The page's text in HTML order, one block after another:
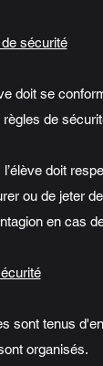
sécurité
doit se
de
doit
ou de jeter
en cas
sont tenus
organisés.